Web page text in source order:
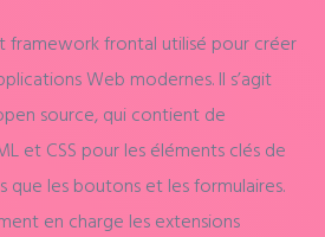
framework frontal utilisé pour créer
Web modernes. Il s’agit
source, qui contient de
et CSS pour les éléments clés de
que les boutons et les formulaires.
en charge les extensions